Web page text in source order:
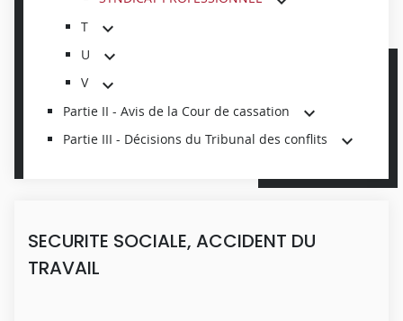
T
U
V
Partie II - Avis de la Cour de cassation
Partie III - Décisions du Tribunal des conflits
SECURITE SOCIALE, ACCIDENT DU
TRAVAIL